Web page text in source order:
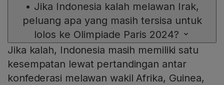
• Jika Indonesia kalah melawan Irak,
peluang apa yang masih tersisa untuk
lolos ke Olimpiade Paris 2024?
Jika kalah, Indonesia masih memiliki satu
kesempatan lewat pertandingan antar
konfederasi melawan wakil Afrika, Guinea,